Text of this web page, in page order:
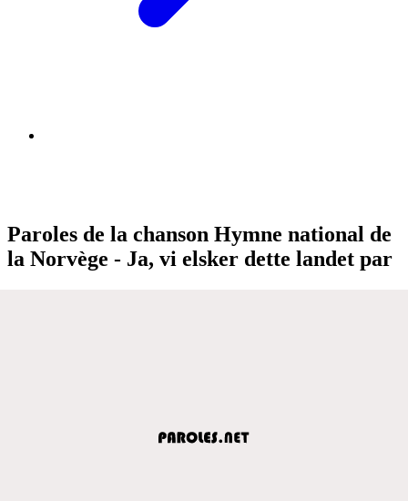
Paroles de la chanson Hymne national de
la Norvège - Ja, vi elsker dette landet par